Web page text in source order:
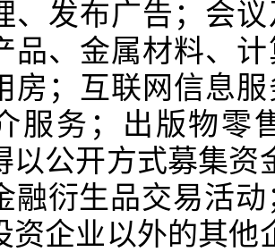
、发布广告；会
品、金属材料、
房；互联网信息
服务；出版物零
以公开方式募集
融衍生品交易活
资企业以外的其他